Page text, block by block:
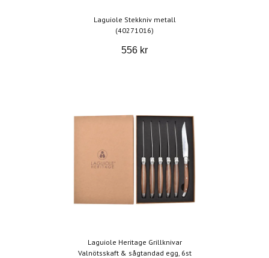
Laguiole Stekkniv metall
(40271016)
556 kr
Laguiole Heritage Grillknivar
Valnötsskaft & sågtandad egg, 6st